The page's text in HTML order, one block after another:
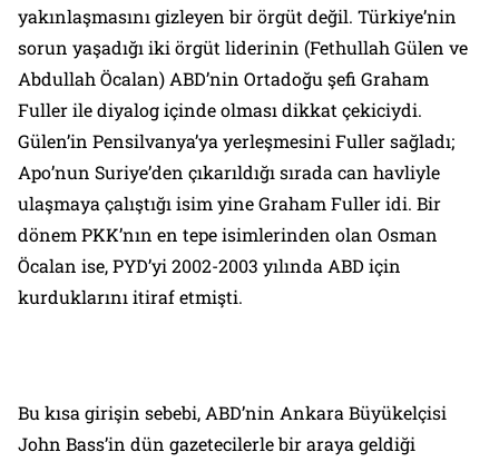
yakınlaşmasını gizleyen bir örgüt değil. Türkiye’nin
sorun yaşadığı iki örgüt liderinin (Fethullah Gülen ve
Abdullah Öcalan) ABD’nin Ortadoğu şefi Graham
Fuller ile diyalog içinde olması dikkat çekiciydi.
Gülen’in Pensilvanya’ya yerleşmesini Fuller sağladı;
Apo’nun Suriye’den çıkarıldığı sırada can havliyle
ulaşmaya çalıştığı isim yine Graham Fuller idi. Bir
dönem PKK’nın en tepe isimlerinden olan Osman
Öcalan ise, PYD’yi 2002-2003 yılında ABD için
kurduklarını itiraf etmişti.
Bu kısa girişin sebebi, ABD’nin Ankara Büyükelçisi
John Bass’in dün gazetecilerle bir araya geldiği